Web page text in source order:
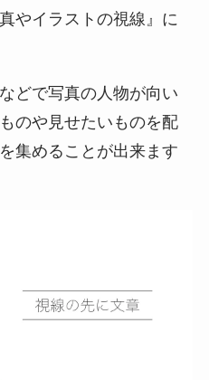
やイラストの視線』に
どで写真の人物が向い
のや見せたいものを配
集めることが出来ます